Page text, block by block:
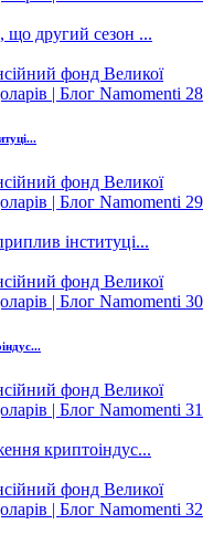
що другий сезон ...
інституці...
криптоіндус...